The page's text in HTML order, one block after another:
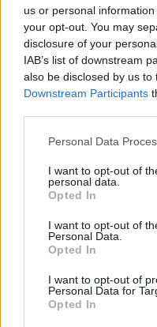
us or personal
your opt-out. You may
disclosure of your
IAB’s list of downstream
also be disclosed by us to
Downstream Participants
Personal Data
I want to opt-out of
personal data.
Opted In
I want to opt-out of
Personal Data.
Opted In
I want to opt-out of
Personal Data for
Opted In